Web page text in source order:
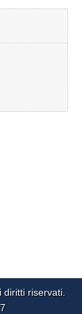
diritti riservati.